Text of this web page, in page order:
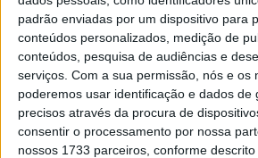
padrão enviadas por um dispositivo para
conteúdos personalizados, medição de
conteúdos, pesquisa de audiências e
serviços. Com a sua permissão, nós e os
poderemos usar identificação e dados de
precisos através da procura de
consentir o processamento por nossa
nossos 1733 parceiros, conforme descrito
vencedor Jorge Martin no sprint de
Valência.
E como o veloz sul-africano não
GP de Spielberg, em agosto de
novo na final de domingo, mas